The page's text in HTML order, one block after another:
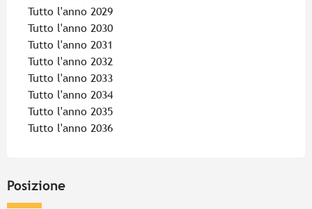
Tutto l'anno 2029
Tutto l'anno 2030
Tutto l'anno 2031
Tutto l'anno 2032
Tutto l'anno 2033
Tutto l'anno 2034
Tutto l'anno 2035
Tutto l'anno 2036
Posizione